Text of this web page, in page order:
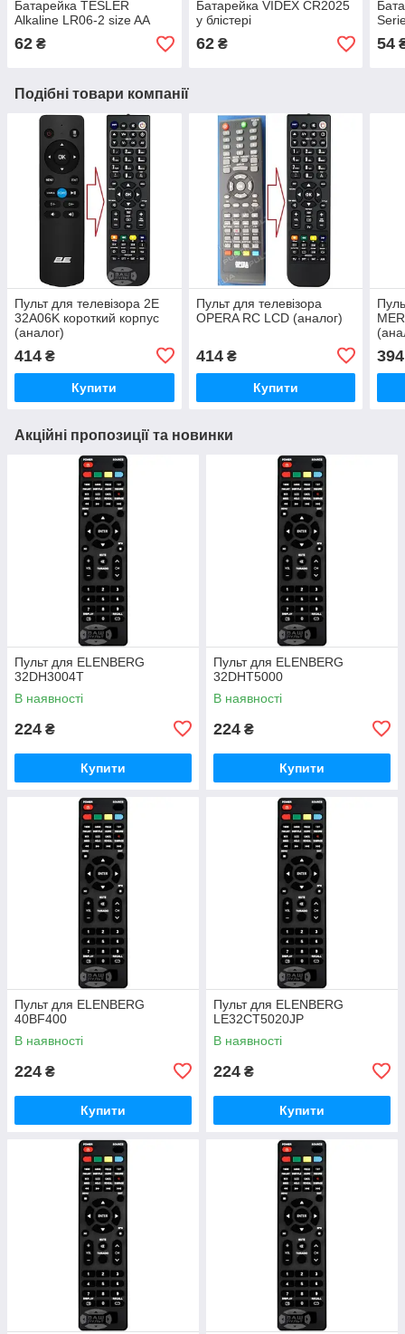
Батарейка TESLER
Alkaline LR06-2 size AA
62 ₴
Батарейка VIDEX CR2025
у блістері
62₴ 54
Подібні товари компанії
Пульт для телевізора 2E
32A06K короткий корпус
(аналог)
414 ₴
Купити
Пульт для телевізора
OPERA RC LCD (аналог)
414₴
Купити
394
Акційні пропозиції та новинки
Пульт для ELENBERG
32DH3004T
В наявності
224 ₴
Купити
Пульт для ELENBERG
32DHT5000
В наявності
224 ₴
Купити
Пульт для ELENBERG
40BF400
В наявності
224 ₴
Купити
Пульт для ELENBERG
LE32CT5020JP
В наявності
224 ₴
Купити